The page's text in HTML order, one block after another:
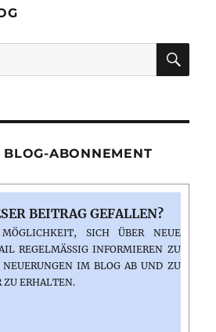
ABONNEMENT
BEITRAG GEFALLEN?
SICH ÜBER NEUE
REGELMÄSSIG INFORMIEREN ZU L
IM BLOG AB UND ZU E
ERHALTEN.